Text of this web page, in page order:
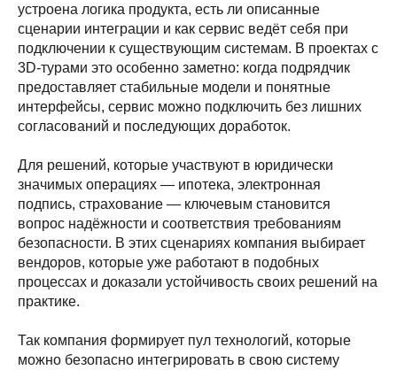
устроена логика продукта, есть ли описанные
сценарии интеграции и как сервис ведёт себя при
подключении к существующим системам. В проектах с
3D-турами это особенно заметно: когда подрядчик
предоставляет стабильные модели и понятные
интерфейсы, сервис можно подключить без лишних
согласований и последующих доработок.
Для решений, которые участвуют в юридически
значимых операциях — ипотека, электронная
подпись, страхование — ключевым становится
вопрос надёжности и соответствия требованиям
безопасности. В этих сценариях компания выбирает
вендоров, которые уже работают в подобных
процессах и доказали устойчивость своих решений на
практике.
Так компания формирует пул технологий, которые
можно безопасно интегрировать в свою систему